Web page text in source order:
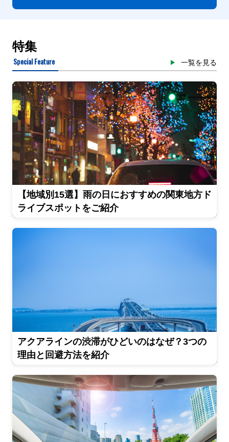
特集
Special Feature 一覧を見る
【地域別15選】雨の日におすすめの関東地方ド
ライブスポットをご紹介
アクアラインの渋滞がひどいのはなぜ？3つの
理由と回避方法を紹介